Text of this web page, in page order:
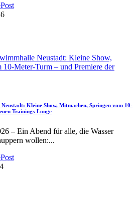
Kleine Show, Mitmachen, Springen vom 10-
Trainings-Longe
– Ein Abend für alle, die Wasser
wollen:...